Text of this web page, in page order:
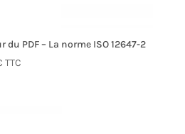
PDF – La norme ISO 12647-2
TTC